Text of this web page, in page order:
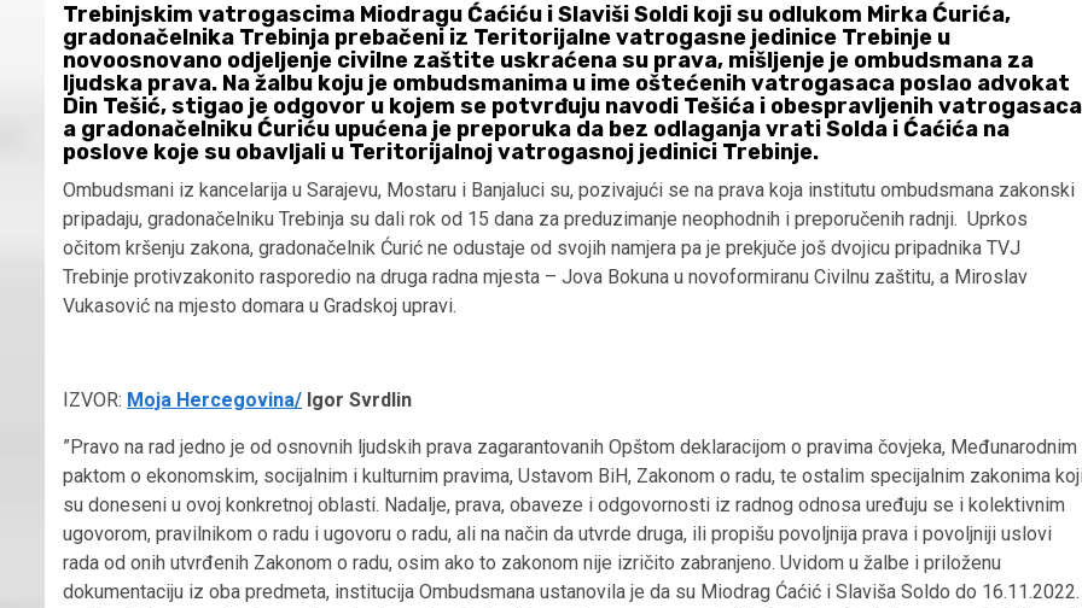
Trebinjskim vatrogascima Miodragu Ćaćiću i Slaviši Soldi koji su odlukom Mirka Ćurića,
gradonačelnika Trebinja prebačeni iz Teritorijalne vatrogasne jedinice Trebinje u
novoosnovano odjeljenje civilne zaštite uskraćena su prava, mišljenje je ombudsmana za
ljudska prava. Na žalbu koju je ombudsmanima u ime oštećenih vatrogasaca poslao advokat
Din Tešić, stigao je odgovor u kojem se potvrđuju navodi Tešića i obespravljenih
a gradonačelniku Ćuriću upućena je preporuka da bez odlaganja vrati Solda i Ćaćića na
poslove koje su obavljali u Teritorijalnoj vatrogasnoj jedinici Trebinje.
Ombudsmani iz kancelarija u Sarajevu, Mostaru i Banjaluci su, pozivajući se na prava koja institutu ombudsmana zakonski
pripadaju, gradonačelniku Trebinja su dali rok od 15 dana za preduzimanje neophodnih i preporučenih radnji. Uprkos
očitom kršenju zakona, gradonačelnik Ćurić ne odustaje od svojih namjera pa je prekjuče još dvojicu pripadnika TVJ
Trebinje protivzakonito rasporedio na druga radna mjesta – Jova Bokuna u novoformiranu Civilnu zaštitu, a Miroslav
Vukasović na mjesto domara u Gradskoj upravi.
IZVOR: Moja Hercegovina/ Igor Svrdlin
”Pravo na rad jedno je od osnovnih ljudskih prava zagarantovanih Opštom deklaracijom o pravima čovjeka, Međunarodnim
paktom o ekonomskim, socijalnim i kulturnim pravima, Ustavom BiH, Zakonom o radu, te ostalim specijalnim zakonima
su doneseni u ovoj konkretnoj oblasti. Nadalje, prava, obaveze i odgovornosti iz radnog odnosa uređuju se i kolektivnim
ugovorom, pravilnikom o radu i ugovoru o radu, ali na način da utvrde druga, ili propišu povoljnija prava i povoljniji uslovi
rada od onih utvrđenih Zakonom o radu, osim ako to zakonom nije izričito zabranjeno. Uvidom u žalbe i priloženu
dokumentaciju iz oba predmeta, institucija Ombudsmana ustanovila je da su Miodrag Ćaćić i Slaviša Soldo do 16.11.2022.